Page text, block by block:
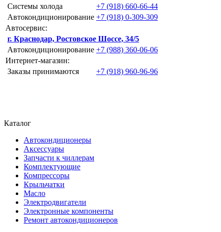
Системы холода
+7 (918) 660-66-44
Автокондиционирование +7 (918) 0-309-309
Автосервис:
г. Краснодар, Ростовское Шоссе, 34/5
Автокондиционирование +7 (988) 360-06-06
Интернет-магазин:
Заказы принимаются
+7 (918) 960-96-96
Каталог
Автокондиционеры
Аксессуары
Запчасти к чиллерам
Комплектующие
Компрессоры
Крыльчатки
Масло
Электродвигатели
Электронные компоненты
Ремонт автокондиционеров